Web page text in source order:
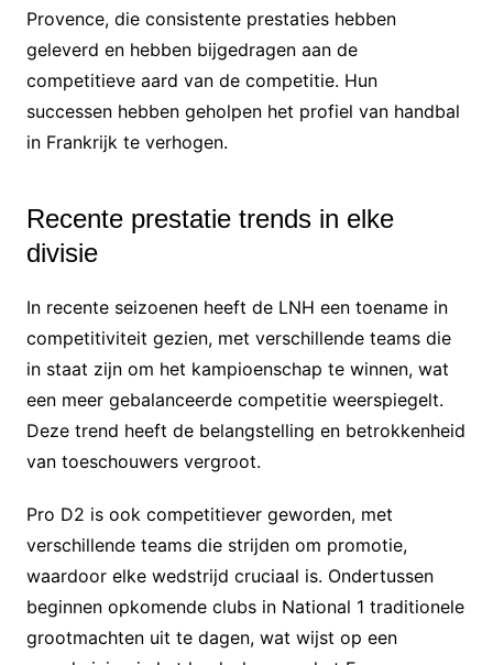
Provence, die consistente prestaties hebben
geleverd en hebben bijgedragen aan de
competitieve aard van de competitie. Hun
successen hebben geholpen het profiel van handbal
in Frankrijk te verhogen.
Recente prestatie trends in elke
divisie
In recente seizoenen heeft de LNH een toename in
competitiviteit gezien, met verschillende teams die
in staat zijn om het kampioenschap te winnen, wat
een meer gebalanceerde competitie weerspiegelt.
Deze trend heeft de belangstelling en betrokkenheid
van toeschouwers vergroot.
Pro D2 is ook competitiever geworden, met
verschillende teams die strijden om promotie,
waardoor elke wedstrijd cruciaal is. Ondertussen
beginnen opkomende clubs in National 1 traditionele
grootmachten uit te dagen, wat wijst op een